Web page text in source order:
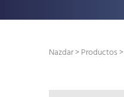
Nazdar>Productos>